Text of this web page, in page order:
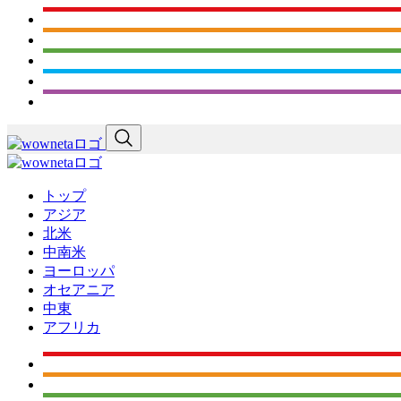
トップ
アジア
北米
中南米
ヨーロッパ
オセアニア
中東
アフリカ